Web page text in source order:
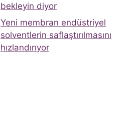
bekleyin diyor
Yeni membran endüstriyel
solventlerin saflaştırılmasını
hızlandırıyor